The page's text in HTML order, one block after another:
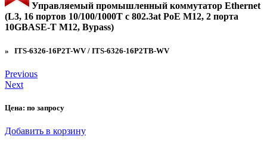
Управляемый промышленный коммутатор Ethernet
(L3, 16 портов 10/100/1000T с 802.3at PoE M12, 2 порта
10GBASE-T M12, Bypass)
» ITS-6326-16P2T-WV / ITS-6326-16P2TB-WV
Previous
Next
Цена: по запросу
Добавить в корзину